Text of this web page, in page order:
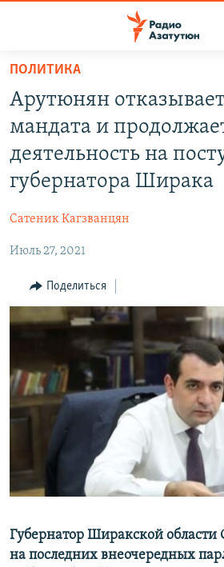
Перейти
основному
содержанию
основной
Перейти
НОВОСТИ
ОБЩЕСТВО
НАГОРНЫЙ КАРАБАХ
КУЛЬТУРА
СПОРТ
Հայերեն
English
Все сайты Радио Азатутюн
ПОЛИТИКА
Арутюнян
мандата и
деятельность на
губернатора Ширака
Сатеник Кагзванцян
Июль 27, 2021
Поделиться
Губернатор Ширакской
на последних внеочередных